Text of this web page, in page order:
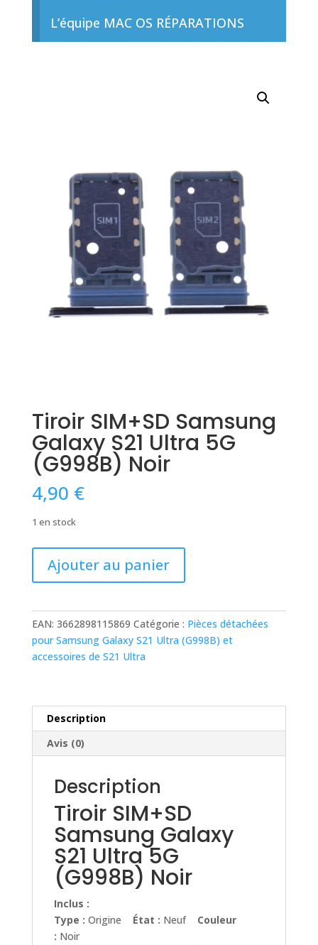
L’équipe MAC OS RÉPARATIONS
Tiroir SIM+SD Samsung
Galaxy S21 Ultra 5G
(G998B) Noir
4,90 €
1 en stock
Samsung
Galaxy
S21
Noir
Ajouter au panier
EAN: 3662898115869 Catégorie : Pièces détachées
pour Samsung Galaxy S21 Ultra (G998B) et
accessoires de S21 Ultra
Description
Avis (0)
Description
Tiroir SIM+SD
Samsung Galaxy
S21 Ultra 5G
(G998B) Noir
Inclus :
Type : Origine État : Neuf Couleur
: Noir